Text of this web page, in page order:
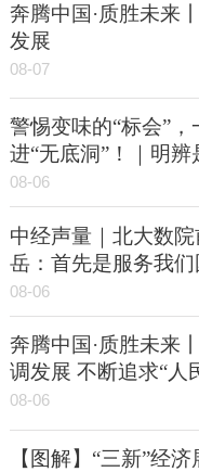
奔腾中国·质胜未来
发展
08-07
警惕变味的“标会”
进“无底洞”！｜明辨
08-06
中经声量｜北大数
岳：首先是服务我
08-06
奔腾中国·质胜未来
调发展 不断追求“人
08-06
【图解】“三新”经